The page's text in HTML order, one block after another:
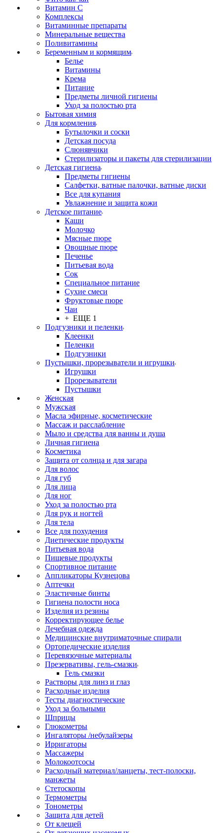
Витамин С
Комплексы
Витаминные препараты
Минеральные вещества
Поливитамины
Беременным и кормящим
Белье
Витамины
Крема
Питание
Предметы личной гигиены
Уход за полостью рта
Бытовая химия
Для кормления
Бутылочки и соски
Детская посуда
Слюнявчики
Стерилизаторы и пакеты для стерилизации
Детская гигиена
Предметы гигиены
Салфетки, ватные палочки, ватные диски
Все для купания
Увлажнение и защита кожи
Детское питание
Каши
Молочко
Мясные пюре
Овощные пюре
Печенье
Питьевая вода
Сок
Специальное питание
Сухие смеси
Фруктовые пюре
Чаи
+ ЕЩЕ 1
Подгузники и пеленки
Клеенки
Пеленки
Подгузники
Пустышки, прорезыватели и игрушки
Игрушки
Прорезыватели
Пустышки
Женская
Мужская
Масла эфирные, косметические
Массаж и расслабление
Мыло и средства для ванны и душа
Личная гигиена
Косметика
Защита от солнца и для загара
Для волос
Для губ
Для лица
Для ног
Уход за полостью рта
Для рук и ногтей
Для тела
Все для похудения
Диетические продукты
Питьевая вода
Пищевые продукты
Спортивное питание
Аппликаторы Кузнецова
Аптечки
Эластичные бинты
Гигиена полости носа
Изделия из резины
Корректирующее белье
Лечебная одежда
Медицинские внутриматочные спирали
Ортопедические изделия
Перевязочные материалы
Презервативы, гель-смазки
Гель смазки
Растворы для линз и глаз
Расходные изделия
Тесты диагностические
Уход за больными
Шприцы
Глюкометры
Ингаляторы /небулайзеры
Ирригаторы
Массажеры
Молокоотсосы
Расходный материал/ланцеты, тест-полоски,
манжеты
Стетоскопы
Термометры
Тонометры
Защита для детей
От клещей